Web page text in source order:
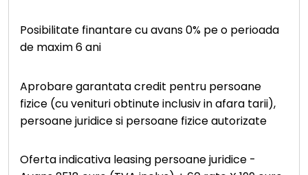
Posibilitate finantare cu avans 0% pe o perioada
de maxim 6 ani
Aprobare garantata credit pentru persoane
fizice (cu venituri obtinute inclusiv in afara tarii),
persoane juridice si persoane fizice autorizate
Oferta indicativa leasing persoane juridice -